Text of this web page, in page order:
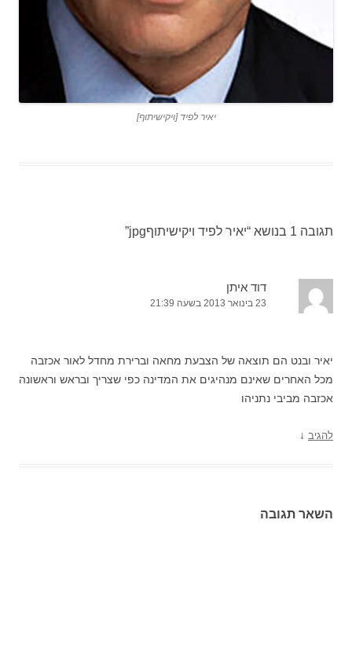
יאיר לפיד [ויקישיתוף]
תגובה 1 בנושא “ יאיר לפיד ויקישיתוףjpg ”
דוד איתן
23 בינואר 2013 בשעה 21:39
יאיר ובנט הם תוצאה של הצבעת מחאה וברירת מחדל לאור אכזבה
מכל האחרים שאינם מנהיגים את המדינה כפי שצריך ובראש וראשונה
אכזבה מביבי נתניהו
להגיב ↓
השאר תגובה